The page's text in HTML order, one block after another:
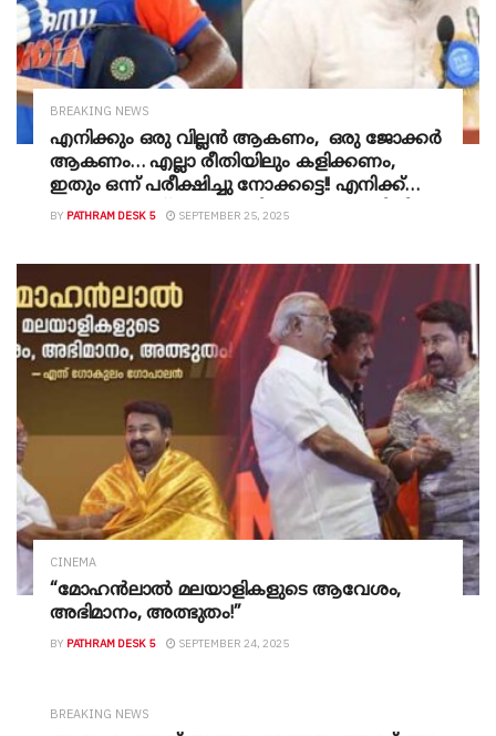
BREAKING NEWS
എനിക്കും ഒരു വില്ലൻ ആകണം, ഒരു ജോക്കർ
ആകണം… എല്ലാ രീതിയിലും കളിക്കണം,
ഇതും ഒന്ന് പരീക്ഷിച്ചു നോക്കട്ടെ!! എനിക്ക്
എന്തുകൊണ്ട് ഒരു നല്ല വില്ലനാകാൻ കഴിയില്ല?
BY PATHRAM DESK 5 SEPTEMBER 25, 2025
CINEMA
“മോഹൻലാൽ മലയാളികളുടെ ആവേശം,
അഭിമാനം, അത്ഭുതം!”
BY PATHRAM DESK 5 SEPTEMBER 24, 2025
BREAKING NEWS